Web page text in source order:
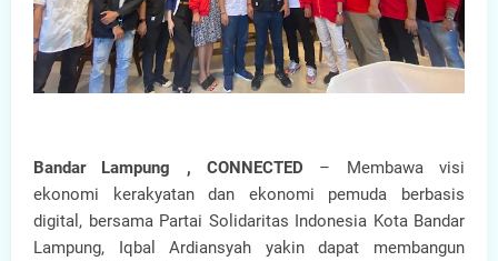
Bandar Lampung , CONNECTED – Membawa visi
ekonomi kerakyatan dan ekonomi pemuda berbasis
digital, bersama Partai Solidaritas Indonesia Kota Bandar
Lampung, Iqbal Ardiansyah yakin dapat membangun